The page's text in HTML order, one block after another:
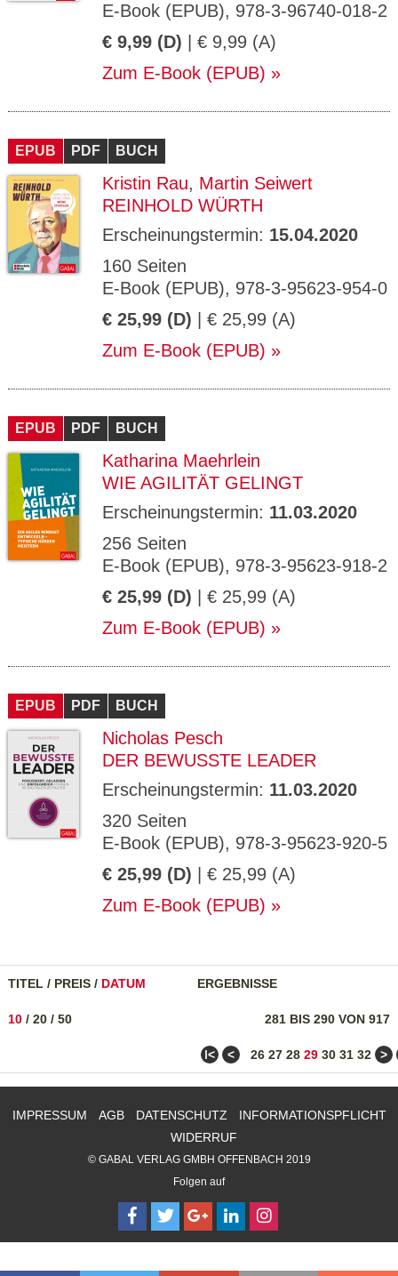
E-Book (EPUB), 978-3-96740-018-2
€ 9,99 (D) | € 9,99 (A)
Zum E-Book (EPUB)
EPUB PDF BUCH
Kristin Rau, Martin Seiwert
REINHOLD WÜRTH
Erscheinungstermin: 15.04.2020
160 Seiten
E-Book (EPUB), 978-3-95623-954-0
€ 25,99 (D) | € 25,99 (A)
Zum E-Book (EPUB)
EPUB PDF BUCH
Katharina Maehrlein
WIE AGILITÄT GELINGT
Erscheinungstermin: 11.03.2020
256 Seiten
E-Book (EPUB), 978-3-95623-918-2
€ 25,99 (D) | € 25,99 (A)
Zum E-Book (EPUB)
EPUB PDF BUCH
Nicholas Pesch
DER BEWUSSTE LEADER
Erscheinungstermin: 11.03.2020
320 Seiten
E-Book (EPUB), 978-3-95623-920-5
€ 25,99 (D) | € 25,99 (A)
Zum E-Book (EPUB)
TITEL / PREIS / DATUM ERGEBNISSE
281 BIS 290 VON 917
10 / 20 / 50
ǀ< < 26 27 28 29 30 31 32 >
IMPRESSUM AGB DATENSCHUTZ
INFORMATIONSPFLICHT
WIDERRUF
© GABAL VERLAG GMBH OFFENBACH 2019
Folgen auf